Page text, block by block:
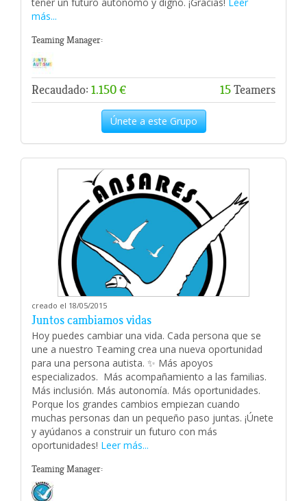
más...
Teaming Manager:
Recaudado: 1.150 € 15Teamers
Únete a este Grupo
creado el 18/05/2015
Juntos cambiamos vidas
Hoy puedes cambiar una vida. Cada persona que se
une a nuestro Teaming crea una nueva oportunidad
para una persona autista. ✨ Más apoyos
especializados. ‍‍ Más acompañamiento a las familias.
Más inclusión. Más autonomía. Más oportunidades.
Porque los grandes cambios empiezan cuando
muchas personas dan un pequeño paso juntas. ¡Únete
y ayúdanos a construir un futuro con más
oportunidades! Leer más...
Teaming Manager: